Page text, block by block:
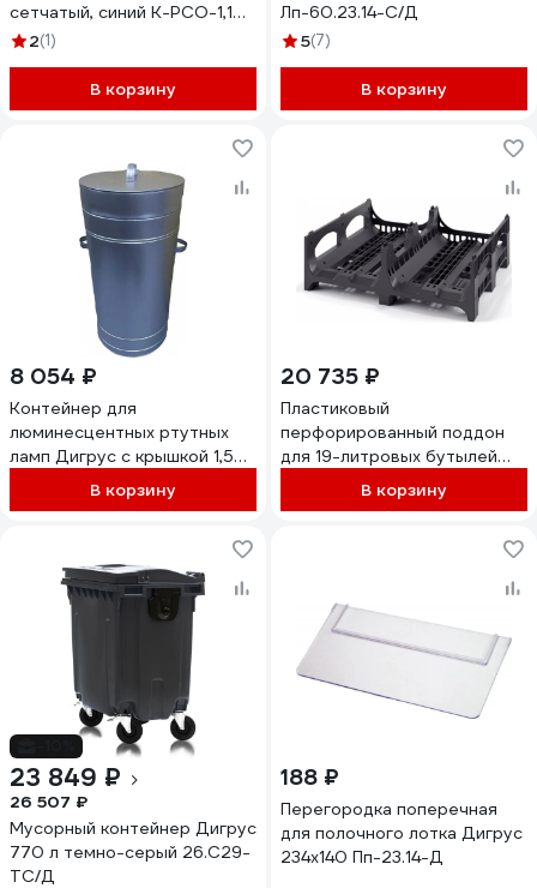
сетчатый, синий К-РСО-1,1С/
Д 2(1)
В корзину
Лп-60.23.14-С/Д
5(7)
В корзину
8 054 ₽
Контейнер для
люминесцентных ртутных
ламп Дигрус с крышкой 1,5м
ф 450 мм К-ЛРЛ-1,5/Д
В корзину
20 735 ₽
Пластиковый
перфорированный поддон
для 19-литровых бутылей
Дигрус 1200x1000x380 мм,
черный П-120.100.38-ПбЧ/Д
В корзину
23 849 ₽
26 507 ₽
Мусорный контейнер Дигрус
770 л темно-серый 26.С29-
ТС/Д
188 ₽
Перегородка поперечная
для полочного лотка Дигрус
234х140 Пп-23.14-Д